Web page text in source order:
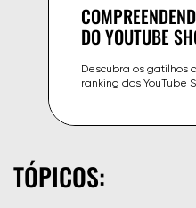
DO YOUTUBE
Descubra os gatilhos
ranking dos YouTube
TÓPICOS: